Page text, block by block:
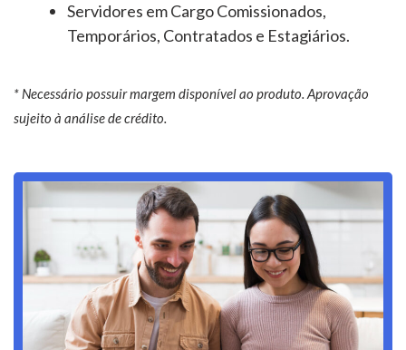
Servidores em Cargo Comissionados,
Temporários, Contratados e Estagiários.
* Necessário possuir margem disponível ao produto. Aprovação
sujeito à análise de crédito.